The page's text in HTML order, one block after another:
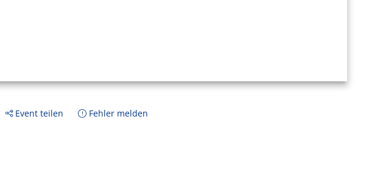
Event teilen Fehler melden